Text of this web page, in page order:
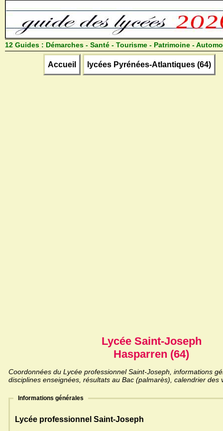
12 Guides : Démarches - Santé - Tourisme - Patrimoine -
Accueil lycées Pyrénées-Atlantiques (64)
Lycée Saint-Joseph
Hasparren (64)
Coordonnées du Lycée professionnel Saint-Joseph, informations
disciplines enseignées, résultats au Bac (palmarès), calendrier des
Informations générales
Lycée professionnel Saint-Joseph